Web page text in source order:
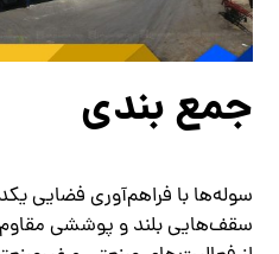
جمع بندی
سوله‌ها با فراهم‌آوری فضایی
سقف‌هایی بلند و پوششی